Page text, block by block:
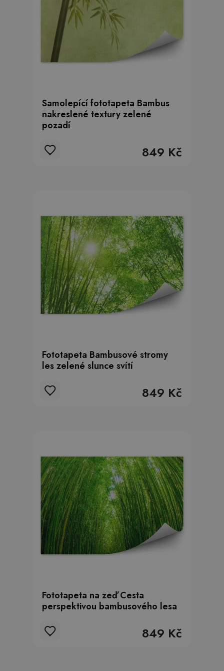
Samolepící fototapeta Bambus
nakreslené textury zelené
pozadí
849 Kč
Fototapeta Bambusové stromy
les zelené slunce svítí
849 Kč
Fototapeta na zeď Cesta
perspektivou bambusového lesa
849 Kč